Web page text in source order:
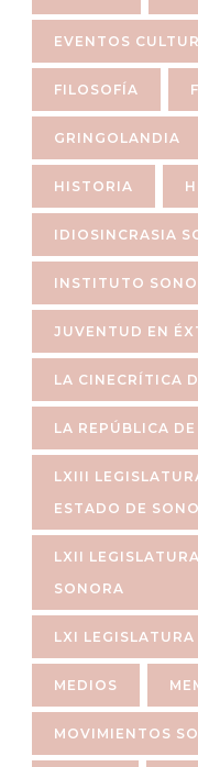
EVENTOS
FILOSOFÍA
GRINGOLANDIA
HISTORIA
IDIOSINCRASIA
INSTITUTO
JUVENTUD EN
LA CINECRÍTICA
LA REPÚBLICA
LXIII
ESTADO DE
LXII
SONORA
LXI
MEDIOS
MOVIMIENTOS